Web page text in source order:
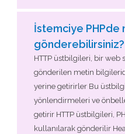
İstemciye PHPde
gönderebilirsiniz?
HTTP üstbilgileri, bir web
gönderilen metin
yerine getirirler Bu
yönlendirmeleri ve
getirir HTTP üstbilgileri,
kullanılarak gönderilir